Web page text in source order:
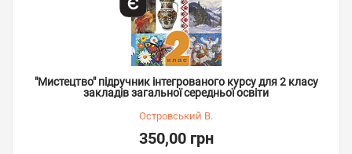
"Мистецтво" підручник інтегрованого курсу для 2 класу
закладів загальної середньої освіти
Островський В.
350,00 грн